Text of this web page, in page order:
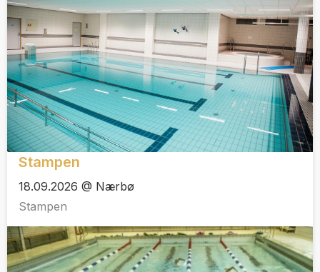
Stampen
18.09.2026 @ Nærbø
Stampen